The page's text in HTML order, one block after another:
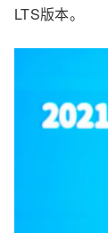
LTS版本。